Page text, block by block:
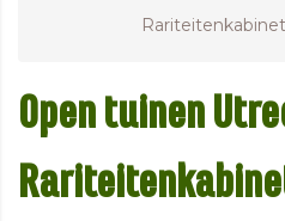
Open tuinen